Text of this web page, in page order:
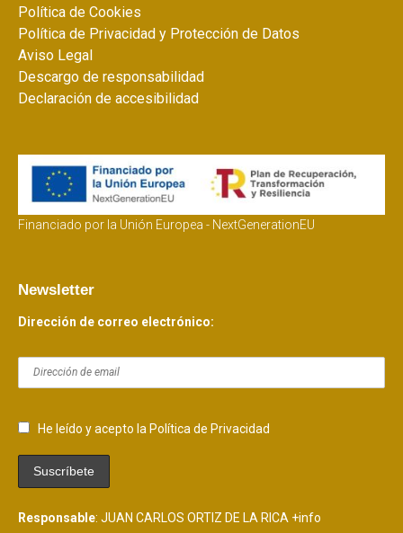
Política de Cookies
Política de Privacidad y Protección de Datos
Aviso Legal
Descargo de responsabilidad
Declaración de accesibilidad
Financiado por la Unión Europea - NextGenerationEU
Newsletter
Dirección de correo electrónico:
He leído y acepto la Política de Privacidad
Responsable: JUAN CARLOS ORTIZ DE LA RICA +info